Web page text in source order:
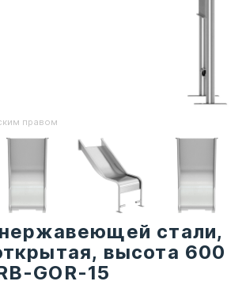
правом
стали,
высота 600
GOR-15